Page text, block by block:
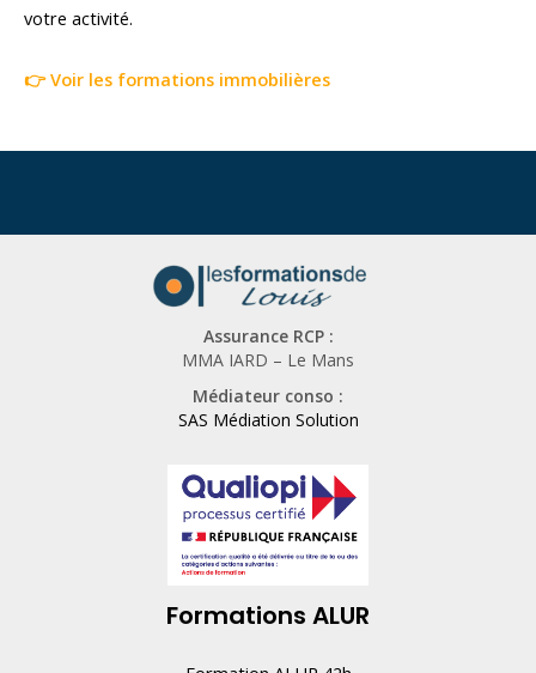
votre activité.
👉 Voir les formations immobilières
Assurance RCP :
MMA IARD – Le Mans
Médiateur conso :
SAS Médiation Solution
Formations ALUR